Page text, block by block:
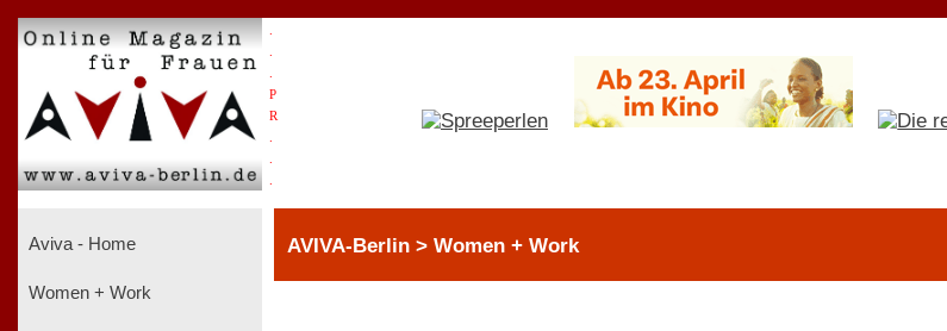
P
R
Aviva - Home
Women + Work
AVIVA-Berlin > Women + Work